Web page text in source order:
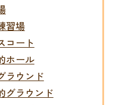
習場
コート
ホール
ラウンド
グラウンド